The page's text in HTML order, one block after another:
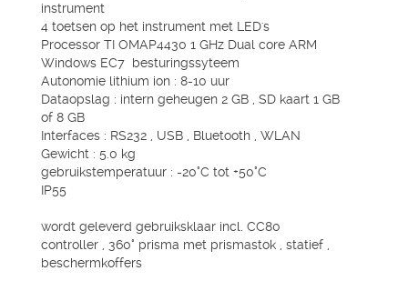
instrument
4 toetsen op het instrument met LED's
Processor TI OMAP4430 1 GHz Dual core ARM
Windows EC7 besturingssyteem
Autonomie lithium ion : 8-10 uur
Dataopslag : intern geheugen 2 GB , SD kaart 1 GB
of 8 GB
Interfaces : RS232 , USB , Bluetooth , WLAN
Gewicht : 5.0 kg
gebruikstemperatuur : -20°C tot +50°C
IP55
wordt geleverd gebruiksklaar incl. CC80
controller , 360° prisma met prismastok , statief ,
beschermkoffers